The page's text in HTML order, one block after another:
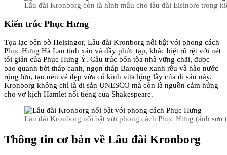
Lâu đài Kronborg còn là hình mẫu cho lâu đài Elsinore trong
Kiến trúc Phục Hưng
Tọa lạc bên bờ Helsingor, Lâu đài Kronborg nổi bật với phong cách
Phục Hưng Hà Lan tinh xảo và đầy phức tạp, khác biệt rõ rệt với nét
tối giản của Phục Hưng Ý. Cấu trúc bốn tòa nhà vững chãi, được
bao quanh bởi tháp canh, ngọn tháp Baroque xanh rêu và hào nước
rộng lớn, tạo nên vẻ đẹp vừa cổ kính vừa lộng lẫy của di sản này.
Kronborg không chỉ là di sản UNESCO mà còn là nguồn cảm hứng
cho vở kịch Hamlet nổi tiếng của Shakespeare.
Lâu đài Kronborg nổi bật với phong cách Phục Hưng (ảnh sưu
Thông tin cơ bản về Lâu đài Kronborg